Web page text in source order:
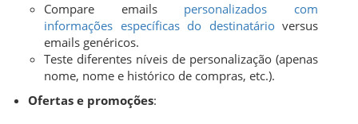
Compare emails personalizados com
informações específicas do destinatárioversus
emails genéricos.
Teste diferentes níveis de personalização (apenas
nome, nome e histórico de compras, etc.).
Ofertas e promoções: